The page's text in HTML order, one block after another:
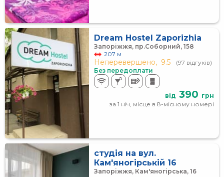
Dream Hostel Zaporizhia
Запоріжжя, пр.Соборний, 158
207 м
Неперевершено, 9.5
(97 відгуків)
Без передоплати
від 390 грн
за 1 ніч, місце в 8-місному номері
студія на вул.
Кам'яногірській 16
Запоріжжя, Кам'яногірська, 16